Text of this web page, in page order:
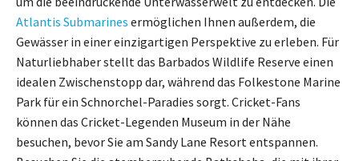
Atlantis Submarines ermöglichen Ihnen außerdem, die
Gewässer in einer einzigartigen Perspektive zu erleben. Für
Naturliebhaber stellt das Barbados Wildlife Reserve einen
idealen Zwischenstopp dar, während das Folkestone Marine
Park für ein Schnorchel-Paradies sorgt. Cricket-Fans
können das Cricket-Legenden Museum in der Nähe
besuchen, bevor Sie am Sandy Lane Resort entspannen.